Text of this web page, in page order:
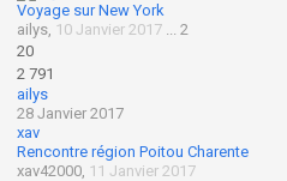
Voyage sur New York
ailys, 10 Janvier 2017 ... 2
20
2 791
ailys
28 Janvier 2017
xav
Rencontre région Poitou Charente
xav42000, 11 Janvier 2017